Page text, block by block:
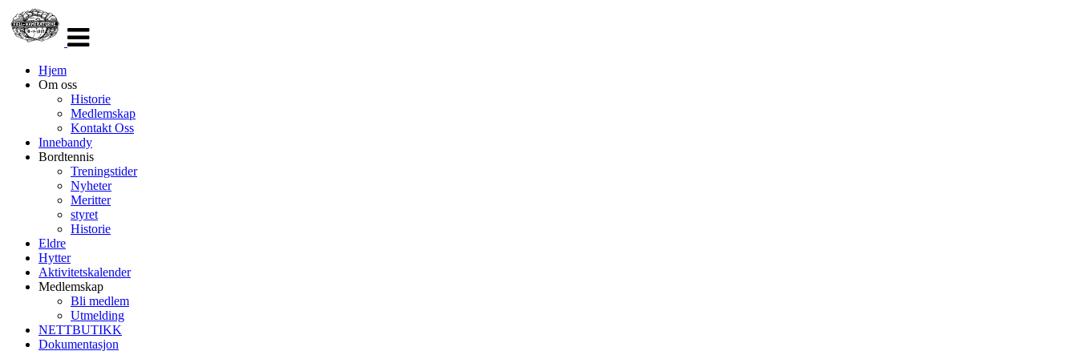
navigasjon
Hjem
Om oss
Historie
Medlemskap
Kontakt Oss
Innebandy
Bordtennis
Treningstider
Nyheter
Meritter
styret
Historie
Eldre
Hytter
Aktivitetskalender
Medlemskap
Bli medlem
Utmelding
NETTBUTIKK
Dokumentasjon